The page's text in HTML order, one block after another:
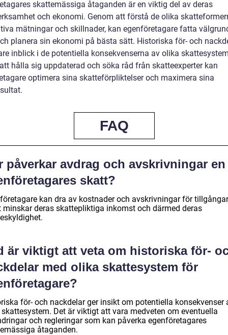
skattemässiga åtaganden är en viktig del av deras
och ekonomi. Genom att förstå de olika
mätningar och skillnader, kan egenföretagare fatta
planera sin ekonomi på bästa sätt. Historiska för- och
inblick i de potentiella konsekvenserna av olika
hålla sig uppdaterad och söka råd från skatteexperter kan
optimera sina skatteförpliktelser och maximera sina
FAQ
påverkar avdrag och avskrivningar en
skatt?
kan dra av kostnader och avskrivningar för
minskar deras skattepliktiga inkomst och därmed deras
är viktigt att veta om historiska för-
med olika skattesystem för
för- och nackdelar ger insikt om potentiella konsekvenser
Det är viktigt att vara medveten om eventuella
och regleringar som kan påverka egenföretagares
åtaganden.